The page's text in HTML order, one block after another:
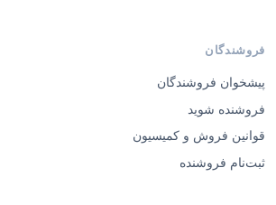
فروشنده شوید
قوانین فروش و کمیسیون
ثبت‌نام فروشنده